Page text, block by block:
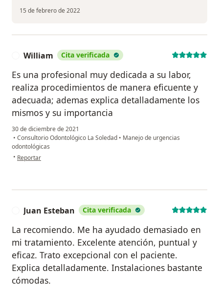
15 de febrero de 2022
William Cita verificada
Es una profesional muy dedicada a su labor,
realiza procedimientos de manera eficuente y
adecuada; ademas explica detalladamente los
mismos y su importancia
30 de diciembre de 2021
• Consultorio Odontológico La Soledad • Manejo de urgencias
odontológicas
• en opinión del usuario William
Reportar
Juan Esteban Cita verificada
La recomiendo. Me ha ayudado demasiado en
mi tratamiento. Excelente atención, puntual y
eficaz. Trato excepcional con el paciente.
Explica detalladamente. Instalaciones bastante
cómodas.